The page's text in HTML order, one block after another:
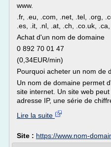
www.
.fr, .eu, .com, .net, .tel, .org,
.es, .it, .nl, .at, .ch, .co.uk, .ca,
Achat d'un nom de domaine
0 892 70 01 47
(0,34EUR/min)
Pourquoi acheter un nom de
Un nom de domaine permet
site internet. Un site web
adresse IP, une série de
Lire la suite
Site : https://www.nom-